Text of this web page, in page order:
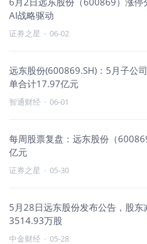
AI战略驱动
证券之星 · 06-02
远东股份(600869.SH)：5月子公
单合计17.97亿元
智通财经 · 06-01
每周股票复盘：远东股份（
亿元
证券之星 · 05-30
5月28日远东股份发布公告，股东
3514.93万股
中金财经 · 05-28